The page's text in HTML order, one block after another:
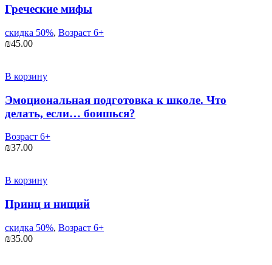
Греческие мифы
скидка 50%, Возраст 6+
₪45.00
В корзину
Эмоциональная подготовка к школе. Что
делать, если… боишься?
Возраст 6+
₪37.00
В корзину
Принц и нищий
скидка 50%, Возраст 6+
₪35.00